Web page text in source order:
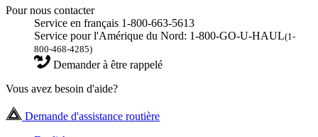
Pour nous contacter
Service en français 1-800-663-5613
Service pour l'Amérique du Nord: 1-800-GO-U-HAUL(1-
800-468-4285)
Demander à être rappelé
Vous avez besoin d'aide?
Demande d'assistance routière